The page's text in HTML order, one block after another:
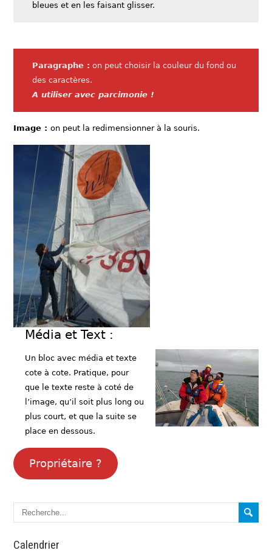
bleues et en les faisant glisser.
Paragraphe : on peut choisir la couleur du fond ou
des caractères.
A utiliser avec parcimonie !
Image :on peut la redimensionner à la souris.
Média et Text :
Un bloc avec média et texte
cote à cote. Pratique, pour
que le texte reste à coté de
l’image, qu’il soit plus long ou
plus court, et que la suite se
place en dessous.
Propriétaire ?
Calendrier